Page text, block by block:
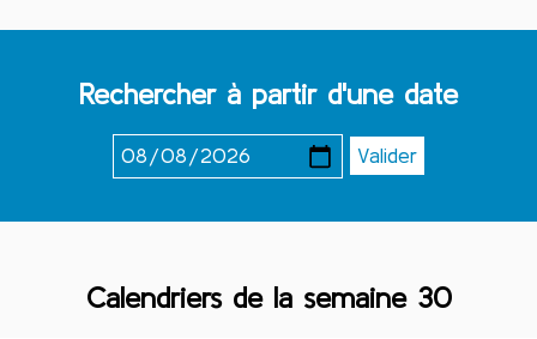
Rechercher à partir d'une date
Calendriers de la semaine 30